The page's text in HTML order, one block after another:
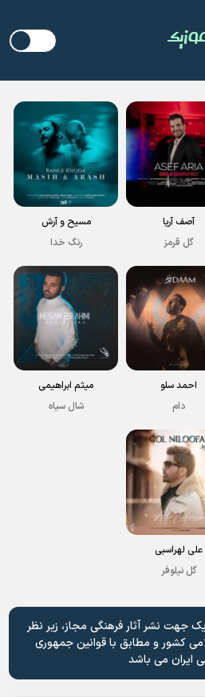
آصف آریا
گل قرمز
مسیح و آرش
رنگ خدا
احمد سلو
دام
میثم ابراهیمی
شال سیاه
علی لهراسبی
گل نیلوفر
جهت نشر آثار فرهنگی مجاز، زیر نظر
کشور و مطابق با قوانین جمهوری
ایران می باشد